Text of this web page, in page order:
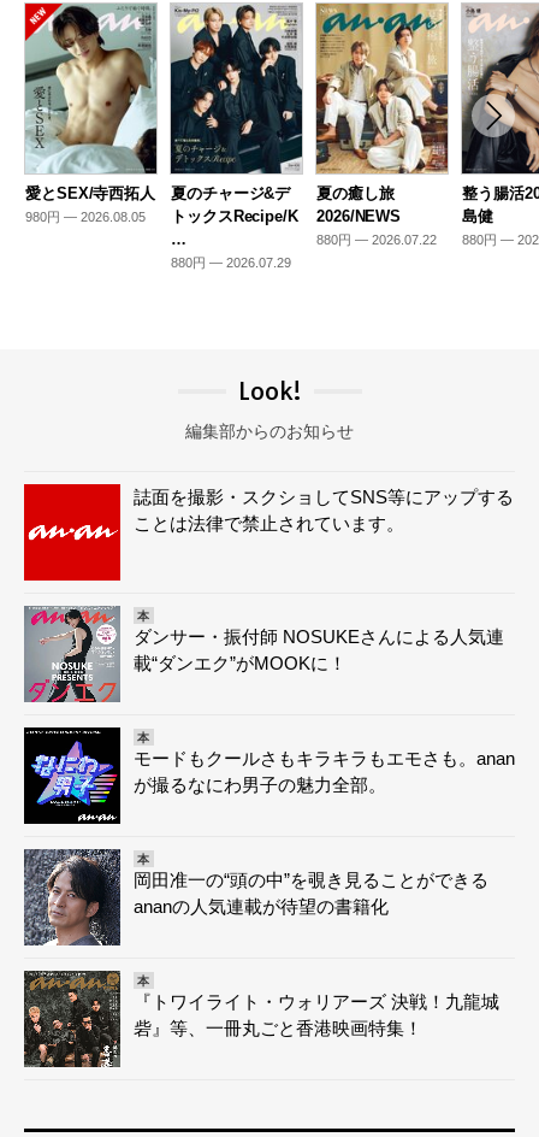
愛とSEX/寺西拓人
980円 — 2026.08.05
夏のチャージ&デ
トックスRecipe/K
…
880円 — 2026.07.29
夏の癒し旅
2026/NEWS
880円 — 2026.07.22
整う腸活
島健
880円 —
Look!
編集部からのお知らせ
誌面を撮影・スクショしてSNS等にアップする
ことは法律で禁止されています。
本
ダンサー・振付師 NOSUKEさんによる人気連
載“ダンエク”がMOOKに！
本
モードもクールさもキラキラもエモさも。anan
が撮るなにわ男子の魅力全部。
本
岡田准一の“頭の中”を覗き見ることができる
ananの人気連載が待望の書籍化
本
『トワイライト・ウォリアーズ 決戦！九龍城
砦』等、一冊丸ごと香港映画特集！